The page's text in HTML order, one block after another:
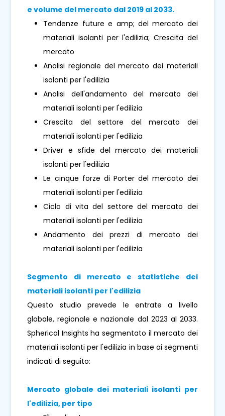
e volume del mercato dal 2019 al 2033.
Tendenze future e amp; del mercato dei
materiali isolanti per l'edilizia; Crescita del
mercato
Analisi regionale del mercato dei materiali
isolanti per l'edilizia
Analisi dell'andamento del mercato dei
materiali isolanti per l'edilizia
Crescita del settore del mercato dei
materiali isolanti per l'edilizia
Driver e sfide del mercato dei materiali
isolanti per l'edilizia
Le cinque forze di Porter del mercato dei
materiali isolanti per l'edilizia
Ciclo di vita del settore del mercato dei
materiali isolanti per l'edilizia
Andamento dei prezzi di mercato dei
materiali isolanti per l'edilizia
Segmento di mercato e statistiche dei
materiali isolanti per l'edilizia
Questo studio prevede le entrate a livello
globale, regionale e nazionale dal 2023 al 2033.
Spherical Insights ha segmentato il mercato dei
materiali isolanti per l'edilizia in base ai segmenti
indicati di seguito:
Mercato globale dei materiali isolanti per
l'edilizia, per tipo